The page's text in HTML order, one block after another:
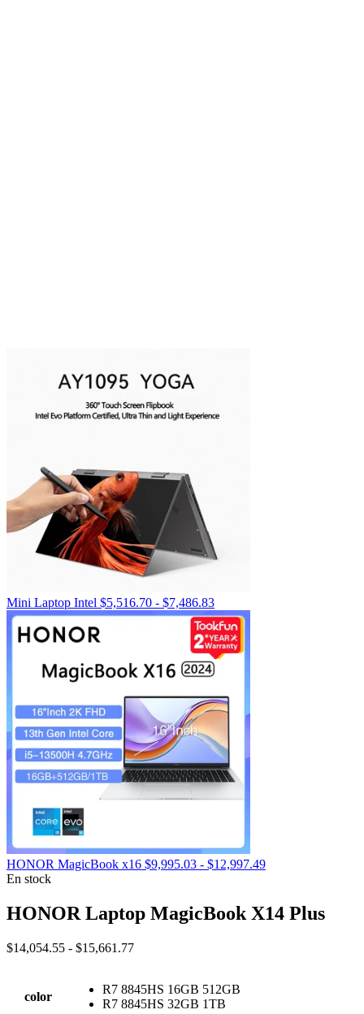
Mini Laptop Intel $5,516.70 - $7,486.83Rango
de
precios:
desde
$5,516.70
hasta
HONOR MagicBook x16 $9,995.03 - $12,997.49Rango
desde
$9,995.03
En stock
HONOR Laptop MagicBook X14 Plus
$14,054.55 - $15,661.77Rango
desde
$14,054.55
color
R7 8845HS 16GB 512GB
R7 8845HS 32GB 1TB